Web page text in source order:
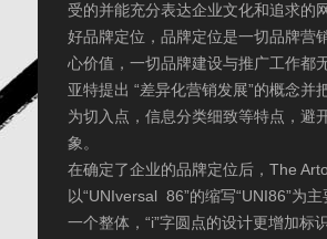
受的并能充分表达企业文化和追求的
好品牌定位，品牌定位是一切品牌营
心价值，一切品牌建设与推广工作都
亚特提出 “差异化营销发展”的概念
为切入点，信息分类细致等特点，避
象。
在确定了企业的品牌定位后，The
以“UNIversal 86”的缩写“UNI86”为
一个整体，“i”字圆点的设计更增加标